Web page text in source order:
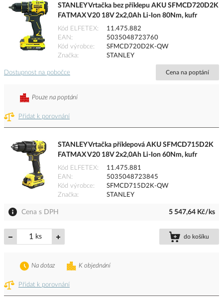
STANLEY Vrtačka bez příklepu AKU SFMCD720D2K
FATMAX V20 18V 2x2,0Ah Li-Ion 80Nm, kufr
Kód ELFETEX
11.475.882
EAN
5035048723760
Kód výrobce
SFMCD720D2K-QW
Značka
STANLEY
Dostupnost na pobočce Cena na poptání
Přidat k porovnání
Pouze na poptání
STANLEY Vrtačka příklepová AKU SFMCD715D2K
FATMAX V20 18V 2x2,0Ah Li-Ion 60Nm, kufr
Kód ELFETEX
11.475.881
EAN
5035048723845
Kód výrobce
SFMCD715D2K-QW
Značka
STANLEY
Cena s DPH 5 547,64 Kč/ks
ks do košíku
Přidat k porovnání
K objednání
Na dotaz